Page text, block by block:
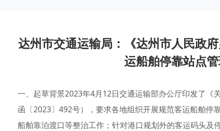
达州市交通运输局：《达州市人民政
运船舶停靠站点
一、起草背景2023年4月12日交通运输部办公厅印发了《
函〔2023〕492号），要求各地组织开展规范客运船舶
船舶靠泊渡口等整治工作；针对港口规划外的客运码头